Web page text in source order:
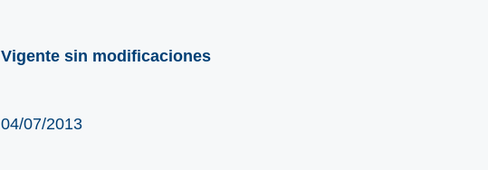
Vigente sin modificaciones
04/07/2013